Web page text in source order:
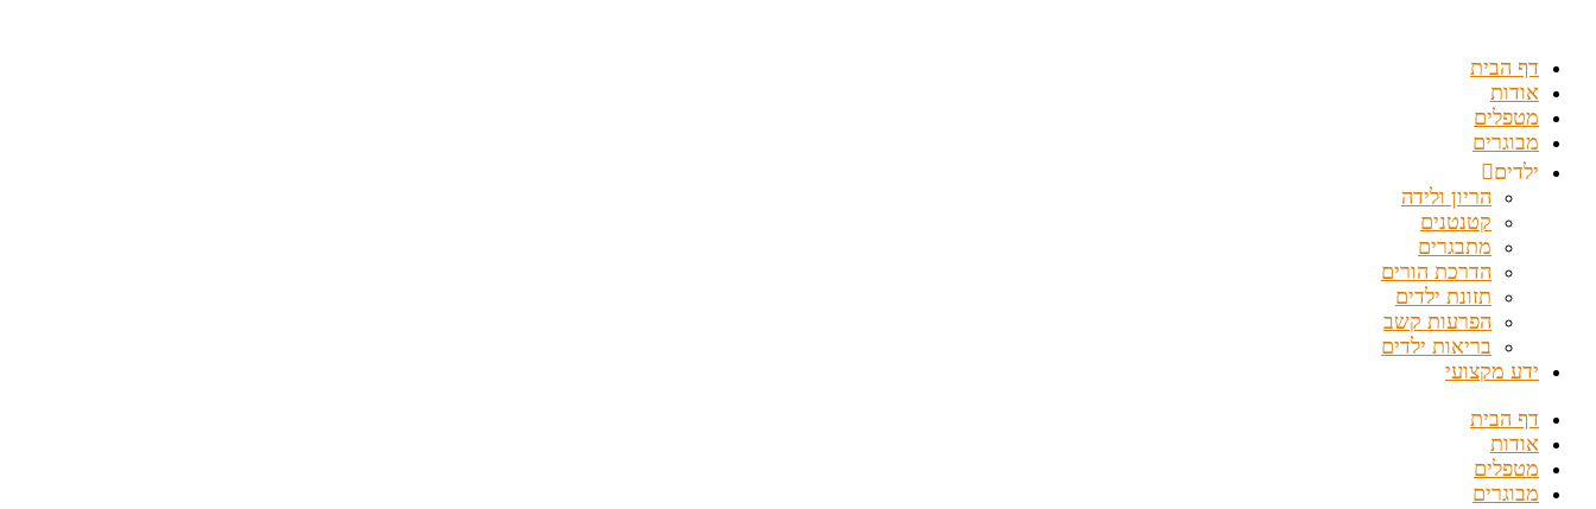
דף הבית
אודות
מטפלים
מבוגרים
ילדים
הריון ולידה
קטנטנים
מתבגרים
הדרכת הורים
תזונת ילדים
הפרעות קשב
בריאות ילדים
ידע מקצועי
דף הבית
אודות
מטפלים
מבוגרים